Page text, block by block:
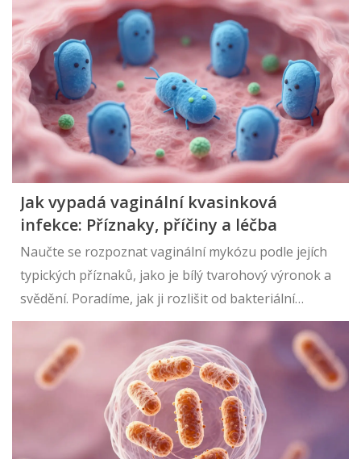
Jak vypadá vaginální kvasinková
infekce: Příznaky, příčiny a léčba
Naučte se rozpoznat vaginální mykózu podle jejích
typických příznaků, jako je bílý tvarohový výronok a
svědění. Poradíme, jak ji rozlišit od bakteriální
vaginózy a jak efektivně léčit.